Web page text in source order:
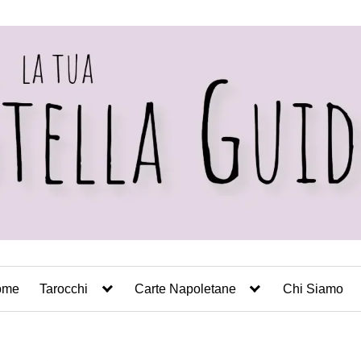
Tarocchi Carte Napoletane Chi Siamo